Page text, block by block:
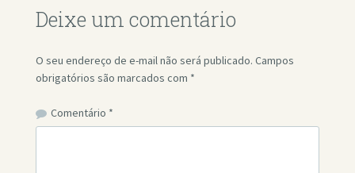
Deixe um comentário
O seu endereço de e-mail não será publicado. Campos
obrigatórios são marcados com *
Comentário *